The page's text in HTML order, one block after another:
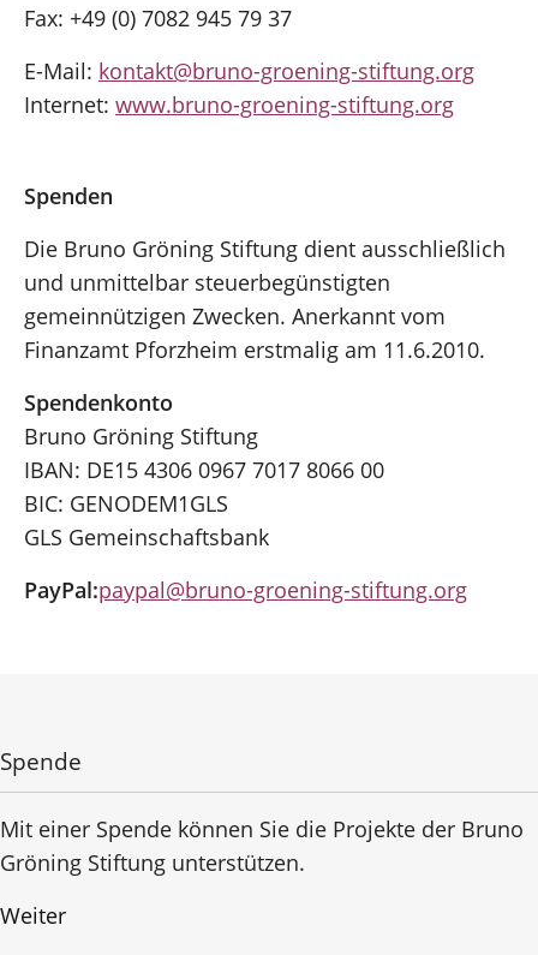
Fax: +49 (0) 7082 945 79 37
E-Mail: kontakt@bruno-groening-stiftung.org
Internet: www.bruno-groening-stiftung.org
Spenden
Die Bruno Gröning Stiftung dient ausschließlich
und unmittelbar steuerbegünstigten
gemeinnützigen Zwecken. Anerkannt vom
Finanzamt Pforzheim erstmalig am 11.6.2010.
Spendenkonto
Bruno Gröning Stiftung
IBAN: DE15 4306 0967 7017 8066 00
BIC: GENODEM1GLS
GLS Gemeinschaftsbank
PayPal:paypal@bruno-groening-stiftung.org
Spende
Mit einer Spende können Sie die Projekte der Bruno
Gröning Stiftung unterstützen.
Weiter